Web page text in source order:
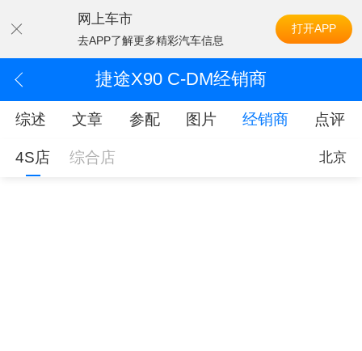
网上车市
去APP了解更多精彩汽车信息
打开APP
捷途X90 C-DM经销商
综述 文章 参配 图片 经销商 点评
4S店 综合店 北京